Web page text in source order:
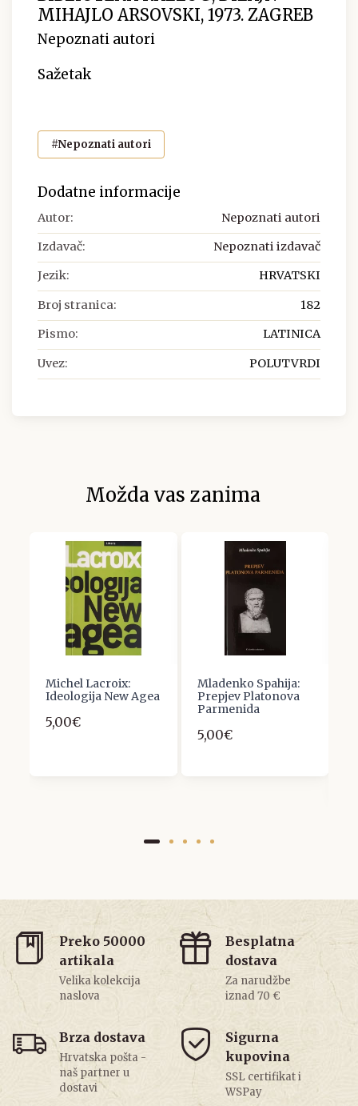
MIHAJLO ARSOVSKI, 1973. ZAGREB
Nepoznati autori
Sažetak
#Nepoznati autori
Dodatne informacije
Autor: Nepoznati autori
Izdavač: Nepoznati izdavač
Jezik: HRVATSKI
Broj stranica: 182
Pismo: LATINICA
Uvez: POLUTVRDI
Možda vas zanima
Michel Lacroix:
Ideologija New Agea
5,00€
Mladenko Spahija:
Prepjev Platonova
Parmenida
5,00€
Preko 50000
artikala
Velika kolekcija
naslova
Besplatna
dostava
Za narudžbe
iznad 70 €
Brza dostava
Hrvatska pošta -
naš partner u
dostavi
Sigurna
kupovina
SSL certifikat i
WSPay